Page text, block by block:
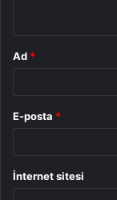
Ad *
E-posta *
İnternet sitesi